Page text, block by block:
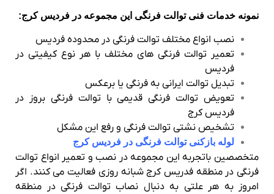
نمونه خدمات فنی توالت فرنگی این مجموعه در فردیس کرج:
نصب انواع مختلف توالت فرنگی در محدوده فردیس
تعمیر توالت فرنگی های مختلف با هر نوع کیفیتی در
فردیس
تبدیل توالت ایرانی به فرنگی یا برعکس
تعویض توالت فرنگی قدیمی با توالت فرنگی بروز در
فردیس کرج
تشخیص نشتی توالت فرنگی و رفع این مشکل
لوله بازکنی توالت فرنگی در فردیس کرج
متخصصین باتجربه این مجموعه در نصب و تعمیر انواع توالت
فرنگی در منطقه فدریس کرج شبانه روزی فعالیت می کنند. اگر
امروز به هر علتی به دنبال نصاب توالت فرنگی در منطقه